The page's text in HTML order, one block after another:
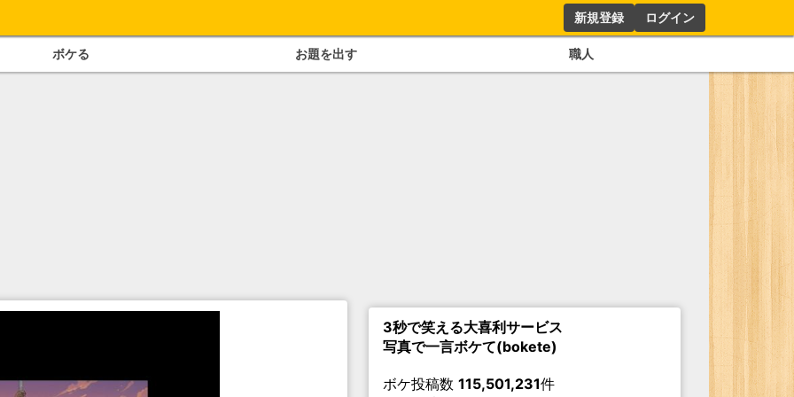
新規登録 ログイン
ボケる お題を出す 職人
3秒で笑える大喜利サービス
写真で一言ボケて(bokete)
ボケ投稿数 115,501,231件